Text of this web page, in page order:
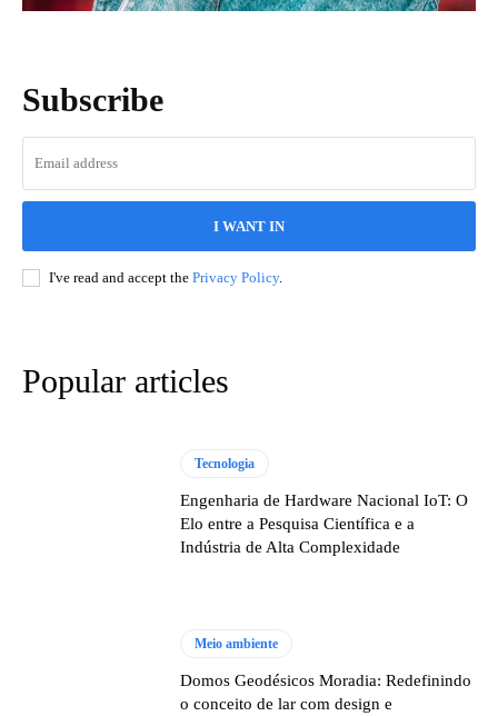
Subscribe
I WANT IN
I've read and accept the Privacy Policy.
Popular articles
Tecnologia
Engenharia de Hardware Nacional IoT: O
Elo entre a Pesquisa Científica e a
Indústria de Alta Complexidade
Meio ambiente
Domos Geodésicos Moradia: Redefinindo
o conceito de lar com design e